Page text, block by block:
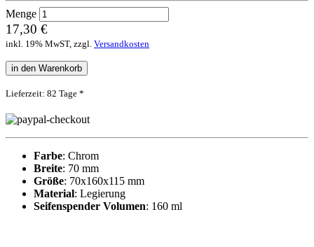
Menge
17,30 €
inkl. 19% MwST, zzgl. Versandkosten
in den Warenkorb
Lieferzeit: 82 Tage *
Farbe: Chrom
Breite: 70 mm
Größe: 70x160x115 mm
Material: Legierung
Seifenspender Volumen: 160 ml